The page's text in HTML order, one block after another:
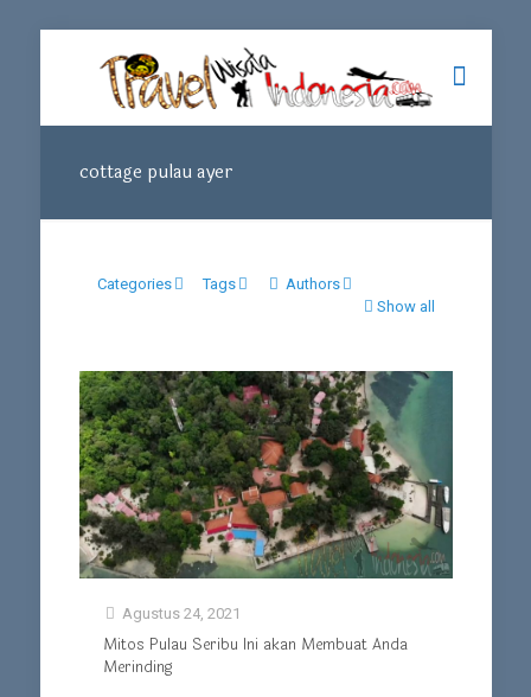
cottage pulau ayer
Categories Tags
Authors
Show all
Agustus 24, 2021
Mitos Pulau Seribu Ini akan Membuat Anda
Merinding